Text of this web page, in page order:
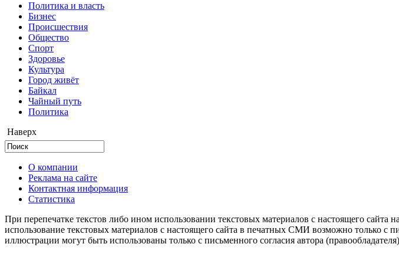
Политика и власть
Бизнес
Происшествия
Общество
Cпорт
Здоровье
Культура
Город живёт
Байкал
Чайный путь
Политика
Наверх
О компании
Реклама на сайте
Контактная информация
Статистика
При перепечатке текстов либо ином использовании текстовых материалов с настоящего
использование текстовых материалов с настоящего сайта в печатных СМИ возможно только с
иллюстрации могут быть использованы только с письменного согласия автора